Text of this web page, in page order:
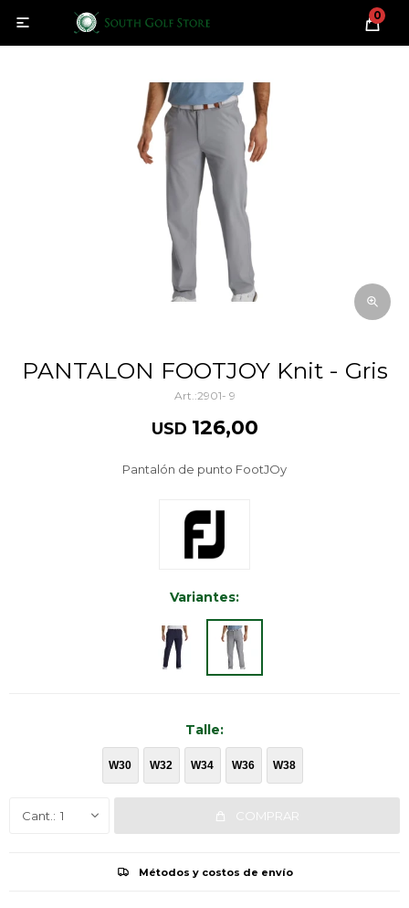
0

PANTALON FOOTJOY Knit - Gris
2901- 9
USD 126,00
Pantalón de punto FootJOy
Variantes:
W30 W32 W34 W36 W38
1 COMPRAR
Métodos y costos de envío